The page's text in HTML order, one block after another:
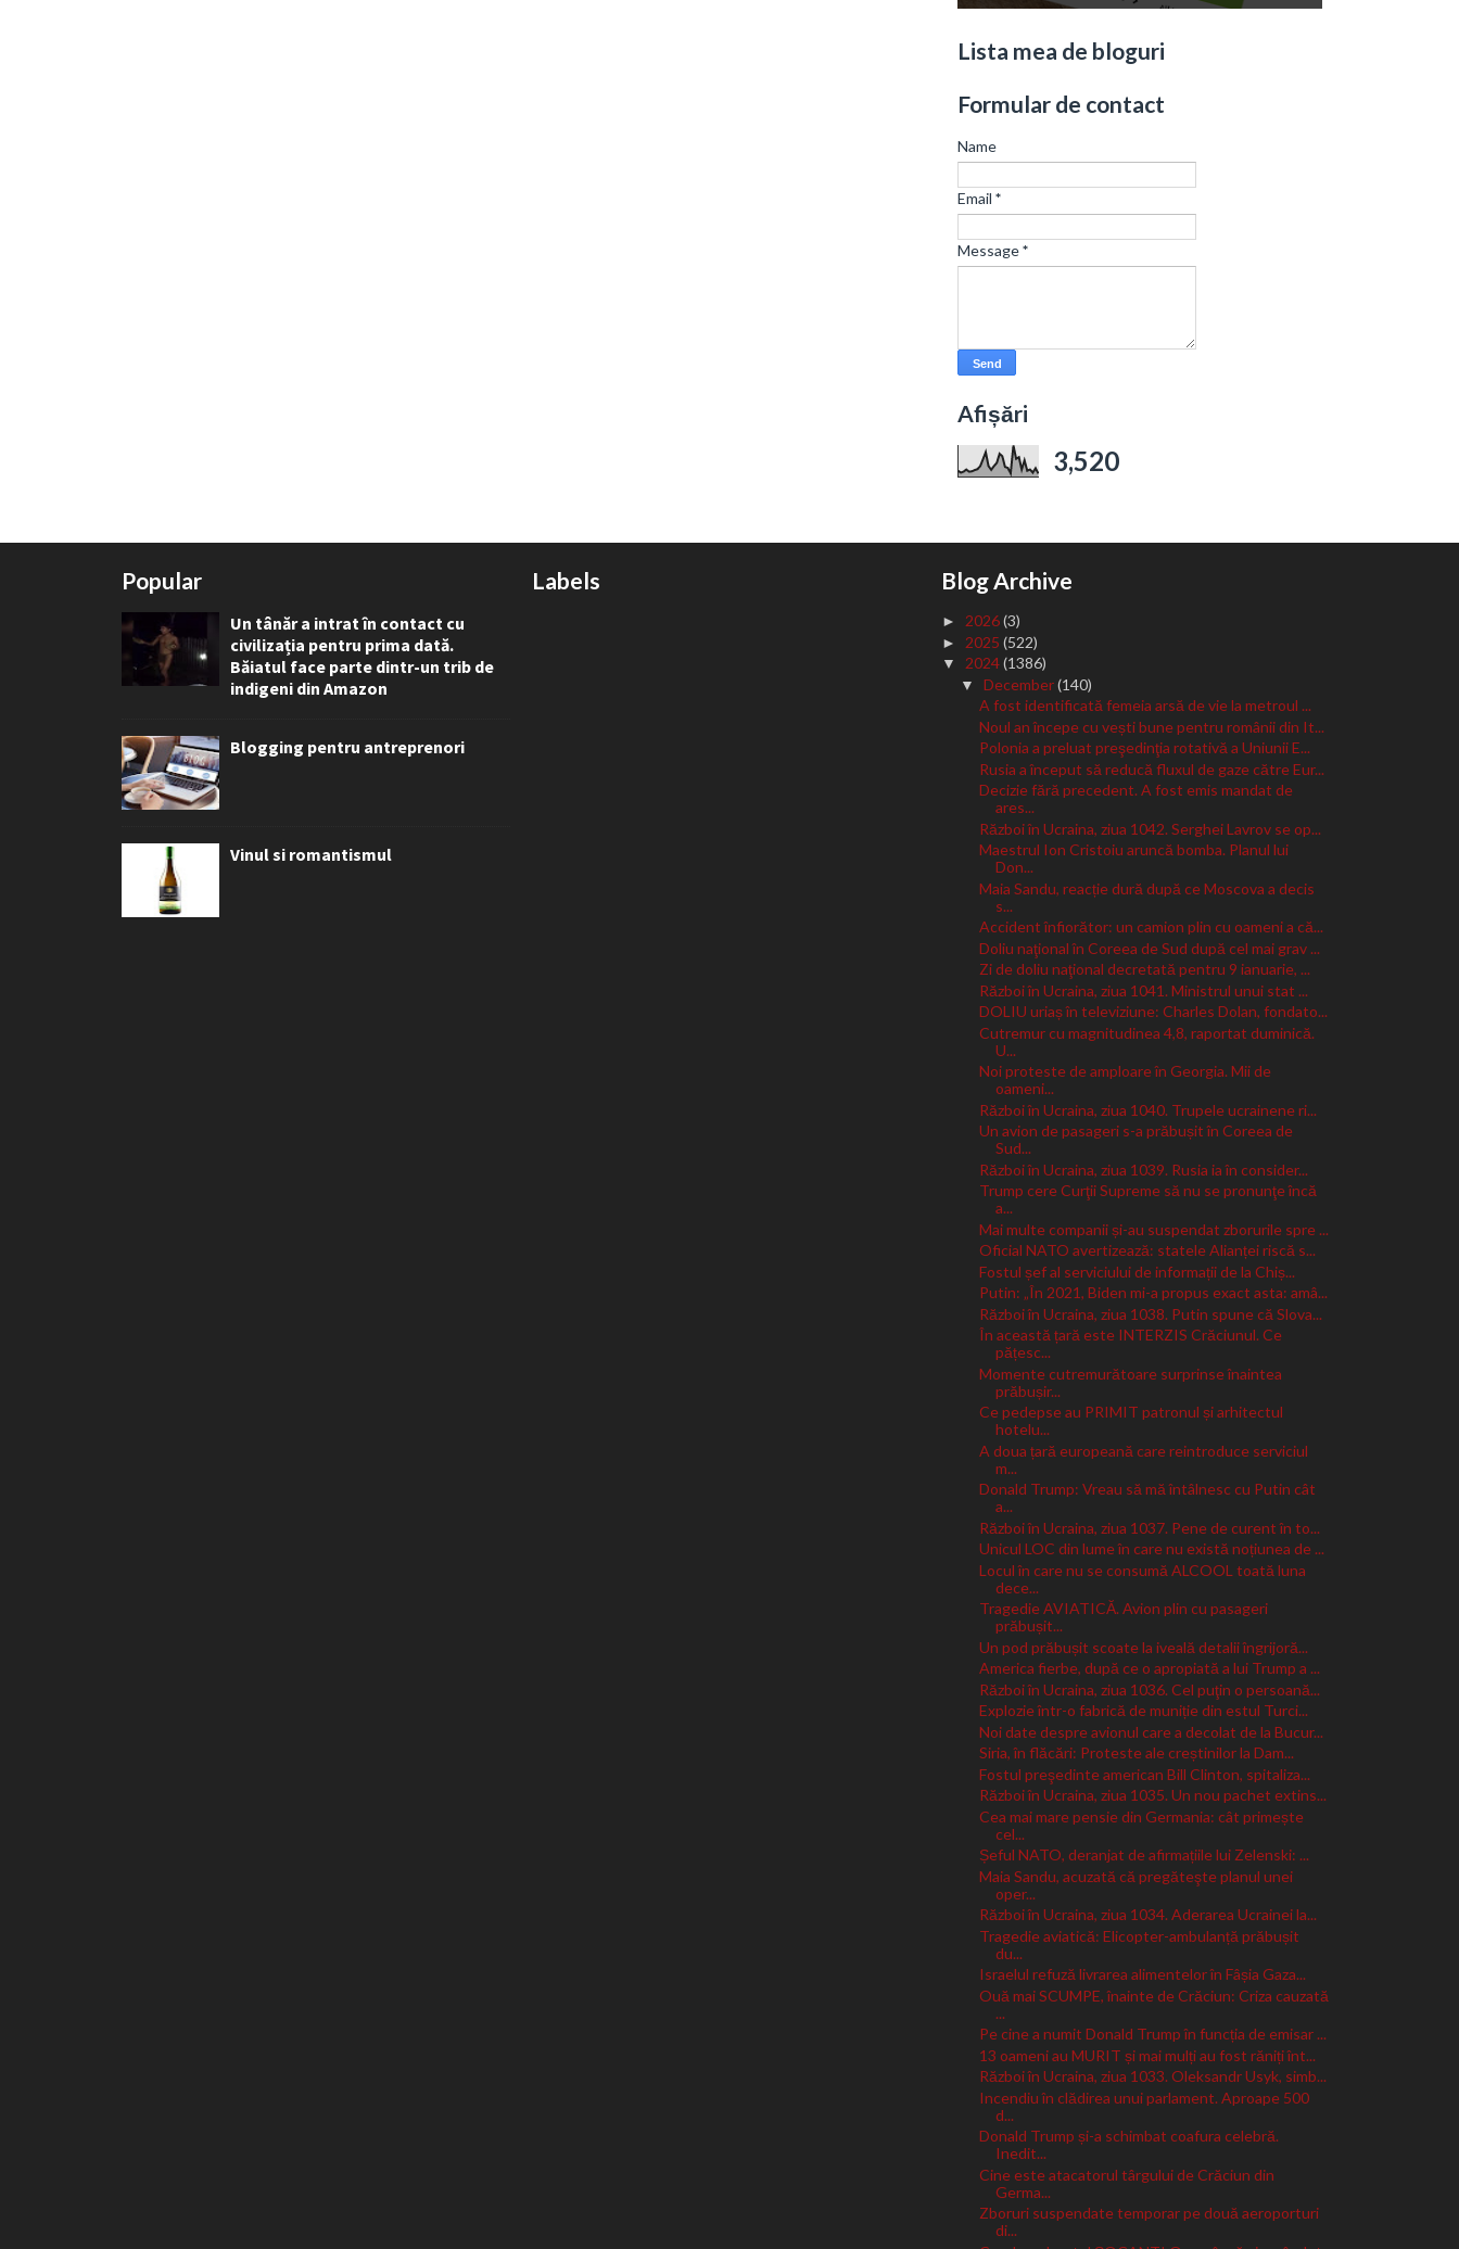
Lista mea de bloguri
Formular de contact
Name
Email *
Message*
Afișări
3,520
Popular
Un tânăr a intrat în contact cu
civilizația pentru prima dată.
Băiatul face parte dintr-un trib de
indigeni din Amazon
Blogging pentru antreprenori
Vinul si romantismul
Labels Blog Archive
►2026(3)
► 2025(522)
▼2024(1386)
▼December(140)
A fost identificată femeia arsă de vie la metroul ...
Noul an începe cu vești bune pentru românii din It...
Polonia a preluat preşedinţia rotativă a Uniunii E...
Rusia a început să reducă fluxul de gaze către Eur...
Decizie fără precedent. A fost emis mandat de
ares...
Război în Ucraina, ziua 1042. Serghei Lavrov se op...
Maestrul Ion Cristoiu aruncă bomba. Planul lui
Don...
Maia Sandu, reacție dură după ce Moscova a decis
s...
Accident înfiorător: un camion plin cu oameni a că...
Doliu naţional în Coreea de Sud după cel mai grav ...
Zi de doliu naţional decretată pentru 9 ianuarie, ...
Război în Ucraina, ziua 1041. Ministrul unui stat ...
DOLIU uriaș în televiziune: Charles Dolan, fondato...
Cutremur cu magnitudinea 4,8, raportat duminică.
U...
Noi proteste de amploare în Georgia. Mii de
oameni...
Război în Ucraina, ziua 1040. Trupele ucrainene ri...
Un avion de pasageri s-a prăbușit în Coreea de
Sud...
Război în Ucraina, ziua 1039. Rusia ia în consider...
Trump cere Curţii Supreme să nu se pronunţe încă
a...
Mai multe companii și-au suspendat zborurile spre ...
Oficial NATO avertizează: statele Alianței riscă s...
Fostul șef al serviciului de informații de la Chiș...
Putin: „În 2021, Biden mi-a propus exact asta: amâ...
Război în Ucraina, ziua 1038. Putin spune că Slova...
În această țară este INTERZIS Crăciunul. Ce
pățesc...
Momente cutremurătoare surprinse înaintea
prăbușir...
Ce pedepse au PRIMIT patronul și arhitectul
hotelu...
A doua țară europeană care reintroduce serviciul
m...
Donald Trump: Vreau să mă întâlnesc cu Putin cât
a...
Război în Ucraina, ziua 1037. Pene de curent în to...
Unicul LOC din lume în care nu există noțiunea de ...
Locul în care nu se consumă ALCOOL toată luna
dece...
Tragedie AVIATICĂ. Avion plin cu pasageri
prăbușit...
Un pod prăbușit scoate la iveală detalii îngrijoră...
America fierbe, după ce o apropiată a lui Trump a ...
Război în Ucraina, ziua 1036. Cel puţin o persoană...
Explozie într-o fabrică de muniție din estul Turci...
Noi date despre avionul care a decolat de la Bucur...
Siria, în flăcări: Proteste ale creștinilor la Dam...
Fostul preşedinte american Bill Clinton, spitaliza...
Război în Ucraina, ziua 1035. Un nou pachet extins...
Cea mai mare pensie din Germania: cât primește
cel...
Șeful NATO, deranjat de afirmațiile lui Zelenski: ...
Maia Sandu, acuzată că pregăteşte planul unei
oper...
Război în Ucraina, ziua 1034. Aderarea Ucrainei la...
Tragedie aviatică: Elicopter-ambulanță prăbușit
du...
Israelul refuză livrarea alimentelor în Fâșia Gaza...
Ouă mai SCUMPE, înainte de Crăciun: Criza cauzată
...
Pe cine a numit Donald Trump în funcția de emisar ...
13 oameni au MURIT și mai mulți au fost răniți înt...
Război în Ucraina, ziua 1033. Oleksandr Usyk, simb...
Incendiu în clădirea unui parlament. Aproape 500
d...
Donald Trump și-a schimbat coafura celebră.
Inedit...
Cine este atacatorul târgului de Crăciun din
Germa...
Zboruri suspendate temporar pe două aeroporturi
di...